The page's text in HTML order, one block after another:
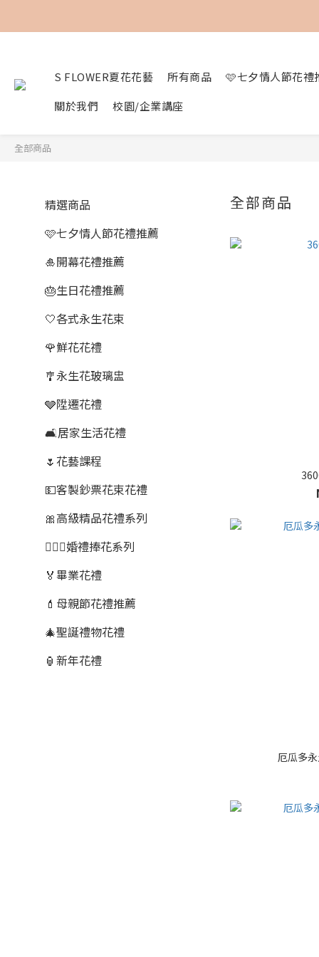
S FLOWER夏花花藝 所有商品
🩷七夕情人節花禮
關於我們
校園/企業講座
全部商品
精選商品
🩷七夕情人節花禮推薦
🎍開幕花禮推薦
🎂生日花禮推薦
🤍各式永生花束
🌹鮮花花禮
🎐永生花玻璃盅
🩶陞遷花禮
🛋️居家生活花禮
🌷花藝課程
💵客製鈔票花束花禮
🎀高級精品花禮系列
👰🏻‍♀️婚禮捧花系列
🏅畢業花禮
💄母親節花禮推薦
🎄聖誕禮物花禮
🏮新年花禮
全部商品
厄瓜多